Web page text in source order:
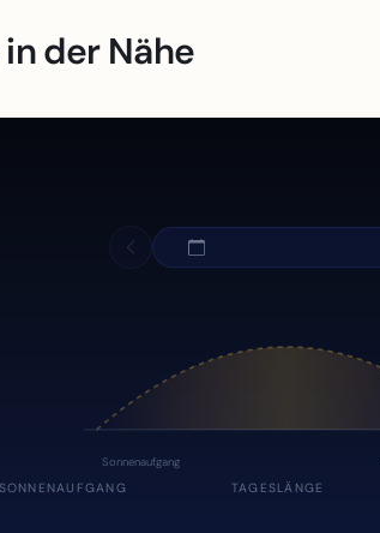
der Nähe
Sonnenaufgang
SONNENAUFGANG TAGESLÄNGE